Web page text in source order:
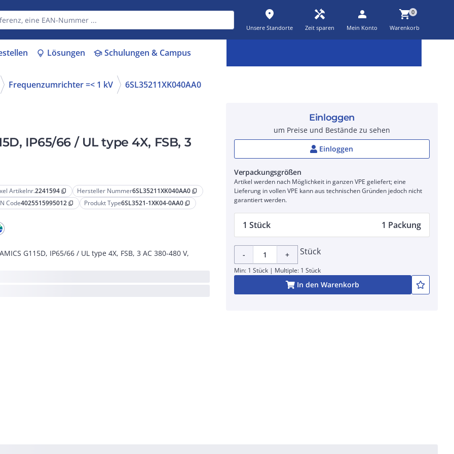
place
Unsere Standorte
handyman
Zeit sparen
person
Mein Konto
shopping_cart0
Warenkorb
lightbulb Lösungen schoolSchulungen & Campus
Frequenzumrichter =< 1 kV 6SL35211XK040AA0
IP65/66 / UL type 4X, FSB, 3
Artikelnr.2241594 content_copy Hersteller Nummer6SL35211XK040AA0 content_copy
Code4025515995012 content_copy Produkt Type6SL3521-1XK04-0AA0 content_copy
G115D, IP65/66 / UL type 4X, FSB, 3 AC 380-480 V,
Einloggen
um Preise und Bestände zu sehen
Einloggen
Verpackungsgrößen
Artikel werden nach Möglichkeit in ganzen VPE geliefert; eine
Lieferung in vollen VPE kann aus technischen Gründen jedoch nicht
garantiert werden.
1 Stück 1 Packung
- + Stück
Min: 1 Stück | Multiple: 1 Stück
In den Warenkorb